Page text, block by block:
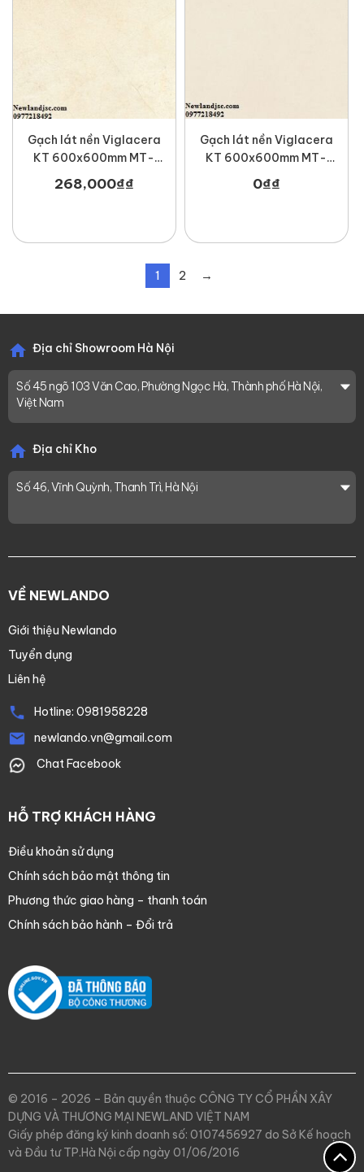
Gạch lát nền Viglacera
KT 600x600mm MT-
ECO-S602
268,000₫₫
Gạch lát nền Viglacera
KT 600x600mm MT-
ECO-M625
0₫₫
1 2 →
Địa chỉ Showroom Hà Nội
Số 45 ngõ 103 Văn Cao, Phường Ngọc Hà, Thành phố Hà Nội,
Việt Nam
Địa chỉ Kho
Số 46, Vĩnh Quỳnh, Thanh Trì, Hà Nội
VỀ NEWLANDO
Giới thiệu Newlando
Tuyển dụng
Liên hệ
Hotline: 0981958228
newlando.vn@gmail.com
Chat Facebook
HỖ TRỢ KHÁCH HÀNG
Điều khoản sử dụng
Chính sách bảo mật thông tin
Phương thức giao hàng – thanh toán
Chính sách bảo hành – Đổi trả
© 2016 – 2026 – Bản quyền thuộc CÔNG TY CỔ PHẦN XÂY
DỰNG VÀ THƯƠNG MẠI NEWLAND VIỆT NAM
Giấy phép đăng ký kinh doanh số: 0107456927 do Sở Kế hoạch
và Đầu tư TP.Hà Nội cấp ngày 01/06/2016